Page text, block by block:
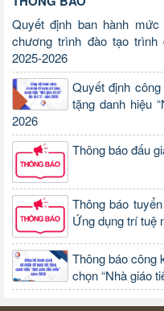
Quyết định ban hành
chương trình đào tạo
2025-2026
Quyết định
tặng danh hiệu
2026
Thông báo đấu
Thông báo
Ứng dụng trí tuệ
Thông báo công
chọn “Nhà giáo